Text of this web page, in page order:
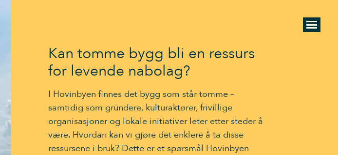
Kan tomme bygg bli en ressurs
for levende nabolag?
I Hovinbyen finnes det bygg som står tomme –
samtidig som gründere, kulturaktører, frivillige
organisasjoner og lokale initiativer leter etter steder å
være. Hvordan kan vi gjøre det enklere å ta disse
ressursene i bruk? Dette er et spørsmål Hovinbyen